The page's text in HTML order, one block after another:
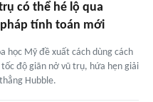
có thể hé lộ qua
tính toán mới
học Mỹ đề xuất cách dùng cách
độ giãn nở vũ trụ, hứa hẹn giải
Hubble.